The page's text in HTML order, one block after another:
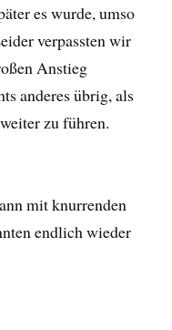
es wurde, umso
verpassten wir
Anstieg
anderes übrig, als
zu führen.
mit knurrenden
endlich wieder